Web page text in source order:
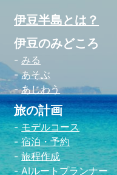
伊豆半島とは？
伊豆のみどころ
みる
あそぶ
あじわう
旅の計画
モデルコース
宿泊・予約
旅程作成
AIルートプランナー